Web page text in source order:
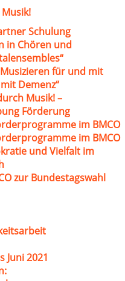
Schulung
in Chören und
für und mit
Demenz“
Musik! –
Förderung
im BMCO
im BMCO
und Vielfalt im
zur Bundestagswahl
Juni 2021